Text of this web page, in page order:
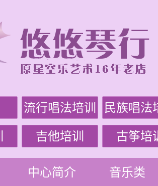
流行唱法培训 民族唱法
吉他培训 古筝培
中心简介 音乐类